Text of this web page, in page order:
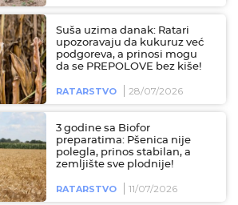
Suša uzima danak: Ratari
upozoravaju da kukuruz već
podgoreva, a prinosi mogu
da se PREPOLOVE bez kiše!
RATARSTVO 28/07/2026
3 godine sa Biofor
preparatima: Pšenica nije
polegla, prinos stabilan, a
zemljište sve plodnije!
RATARSTVO 11/07/2026